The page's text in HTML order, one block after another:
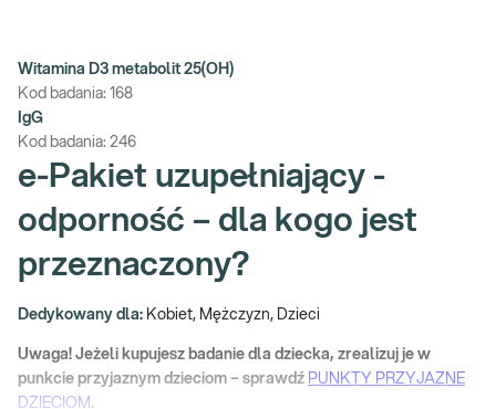
Witamina D3 metabolit 25(OH)
Kod badania: 168
IgG
Kod badania: 246
e-Pakiet uzupełniający -
odporność – dla kogo jest
przeznaczony?
Dedykowany dla: Kobiet, Mężczyzn, Dzieci
Uwaga! Jeżeli kupujesz badanie dla dziecka, zrealizuj je w
punkcie przyjaznym dzieciom – sprawdź PUNKTY PRZYJAZNE
DZIECIOM .